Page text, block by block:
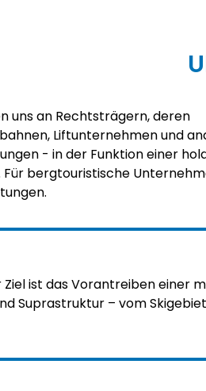
uns an Rechtsträgern, deren
Liftunternehmen und
- in der Funktion einer
bergtouristische
Ziel ist das Vorantreiben einer
Suprastruktur – vom